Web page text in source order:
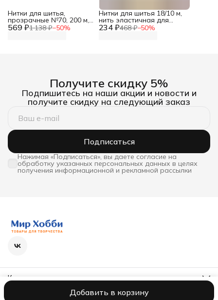
Добавить в корзину
569 ₽1 138 ₽−50%
Нитки для шитья,
прозрачные №70, 200 м,
Prym, 977620 234 ₽468 ₽−50%
Нитки для шитья 18/10 м,
нить эластичная для
сборок и рюшей, 1 шт,
Получите скидку 5%
Подпишитесь на наши акции и новости и
получите скидку на следующий заказ
Подписаться
Нажимая «Подписаться», вы даете согласие на
обработку указанных персональных данных в целях
получения информационной и рекламной рассылки
Контакты